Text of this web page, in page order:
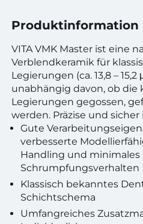
Produktinformation
VITA VMK Master ist eine
Verblendkeramik für
Legierungen (ca. 13,8 – 15,2
unabhängig davon, ob die
Legierungen gegossen,
werden. Präzise und
Gute
verbesserte
Handling und minimales
Schrumpfungsverhalten
Klassisch bekanntes
Schichtschema
Umfangreiches